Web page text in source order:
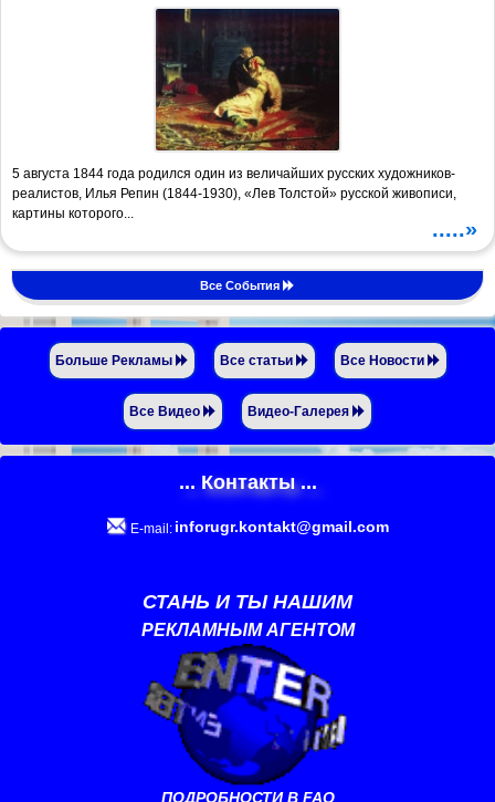
5 августа 1844 года родился один из величайших русских художников-
реалистов, Илья Репин (1844-1930), «Лев Толстой» русской живописи,
картины которого...
.....»
Все События
Больше Рекламы Все статьи Все Новости
Все Видео Видео-Галерея
... Контакты ...
E-mail: inforugr.kontakt@gmail.com
СТАНЬ И ТЫ НАШИМ
РЕКЛАМНЫМ АГЕНТОМ
ПОДРОБНОСТИ В FAQ